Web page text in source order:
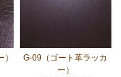
G-09（ゴート革ラッカ
ー）